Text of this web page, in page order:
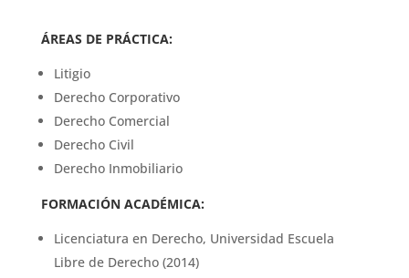
ÁREAS DE PRÁCTICA:
Litigio
Derecho Corporativo
Derecho Comercial
Derecho Civil
Derecho Inmobiliario
FORMACIÓN ACADÉMICA:
Licenciatura en Derecho, Universidad Escuela
Libre de Derecho (2014)